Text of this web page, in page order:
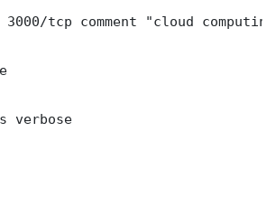
tcp comment "cloud
verbose